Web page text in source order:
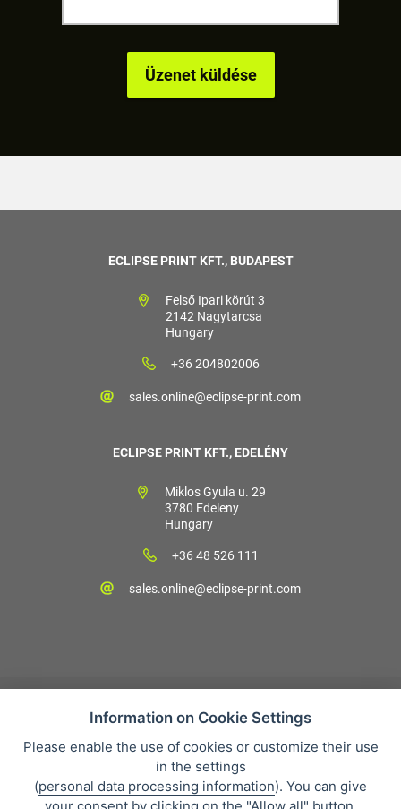
ECLIPSE PRINT KFT., BUDAPEST
Felső Ipari körút 3
2142 Nagytarcsa
Hungary
+36 204802006
sales.online@eclipse-print.com
ECLIPSE PRINT KFT., EDELÉNY
Miklos Gyula u. 29
3780 Edeleny
Hungary
+36 48 526 111
sales.online@eclipse-print.com
Vásárlási feltételek
Personal data protection
Cégünkről
Whistleblowing
Information on Cookie Settings
Please enable the use of cookies or customize their use
in the settings
(personal data processing information). You can give